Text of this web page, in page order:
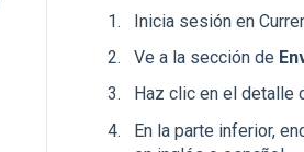
Inicia sesión en
Ve a la sección de
Haz clic en el detalle
En la parte inferior,